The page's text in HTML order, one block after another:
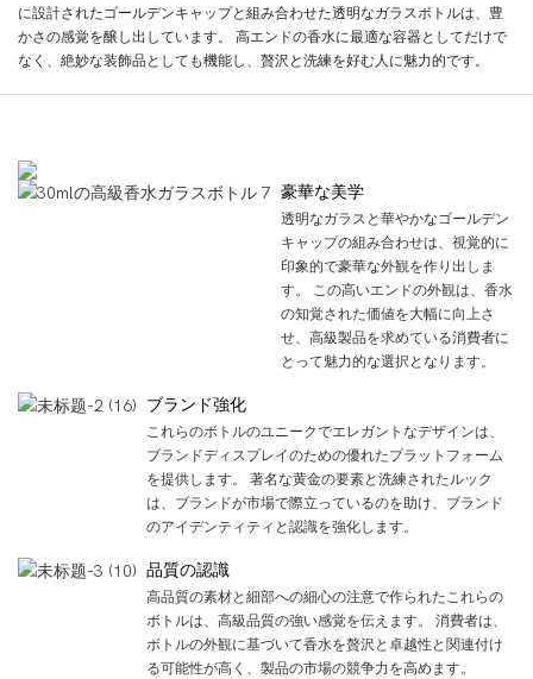
に設計されたゴールデンキャップと組み合わせた透明なガラスボトルは、豊
かさの感覚を醸し出しています。 高エンドの香水に最適な容器としてだけで
なく、絶妙な装飾品としても機能し、贅沢と洗練を好む人に魅力的です。
豪華な美学
透明なガラスと華やかなゴールデン
キャップの組み合わせは、視覚的に
印象的で豪華な外観を作り出しま
す。 この高いエンドの外観は、香水
の知覚された価値を大幅に向上さ
せ、高級製品を求めている消費者に
とって魅力的な選択となります。
ブランド強化
これらのボトルのユニークでエレガントなデザインは、
ブランドディスプレイのための優れたプラットフォーム
を提供します。 著名な黄金の要素と洗練されたルック
は、ブランドが市場で際立っているのを助け、ブランド
のアイデンティティと認識を強化します。
品質の認識
高品質の素材と細部への細心の注意で作られたこれらの
ボトルは、高級品質の強い感覚を伝えます。 消費者は、
ボトルの外観に基づいて香水を贅沢と卓越性と関連付け
る可能性が高く、製品の市場の競争力を高めます。